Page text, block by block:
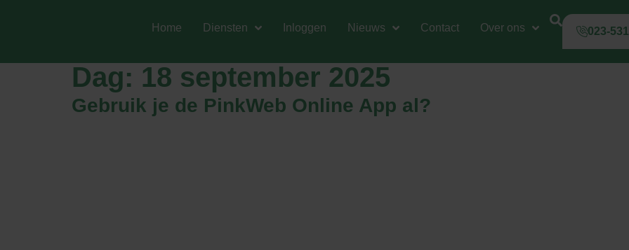
Home Diensten Inloggen Nieuws Contact Over ons 023-
Dag: 18 september 2025
Gebruik je de PinkWeb Online App al?